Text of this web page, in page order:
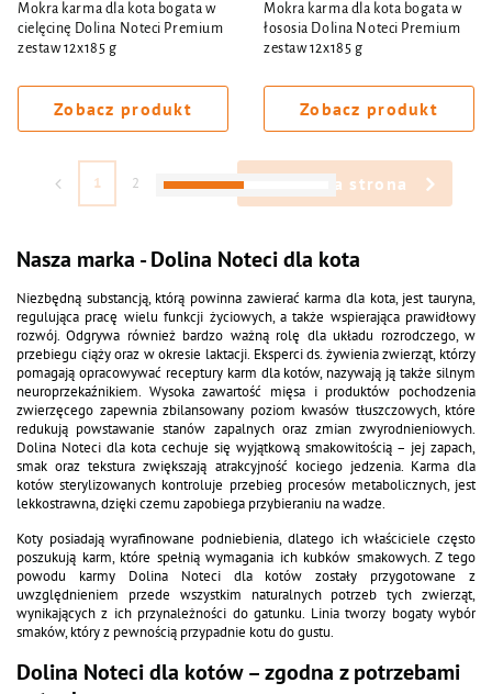
Mokra karma dla kota bogata w
cielęcinę Dolina Noteci Premium
zestaw 12x185 g
Zobacz produkt
Mokra karma dla kota bogata w
łososia Dolina Noteci Premium
zestaw 12x185 g
Zobacz produkt
Dolina Noteci Premium
Mokra karma dla kota bogata w
kaczkę Dolina Noteci Premium
zestaw 12 x 185 g
Zobacz produkt
Dolina Noteci Premium
Mokra karma dla kota bogata w
jagnięcinę Dolina Noteci
Premium zestaw 12x185 g
Zobacz produkt
Dolina Noteci Premium
Mokra karma dla kociąt bogata w
indyka Dolina Noteci Premium
Dolina Noteci Premium
Mokra karma dla kota bogata w
królika Dolina Noteci Premium